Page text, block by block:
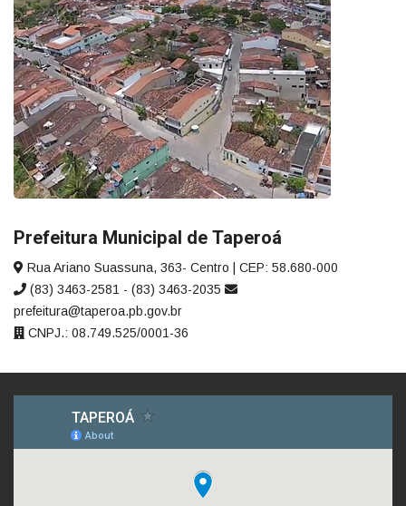
Prefeitura Municipal de Taperoá
Rua Ariano Suassuna, 363- Centro | CEP: 58.680-000
(83) 3463-2581 - (83) 3463-2035
prefeitura@taperoa.pb.gov.br
CNPJ.: 08.749.525/0001-36